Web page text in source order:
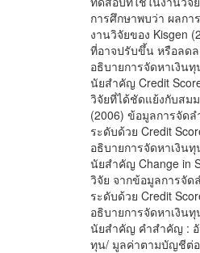
การศึกษาพบว่า ผลก
งานวิจัยของ Kisgen
ที่อาจปรับขึ้น หรือลด
อธิบายการจัดหาเงิน
นัยสำคัญ Credit
วิจัยที่ได้ชัดแย้งกับสม
(2006) ข้อมูลการจัด
ระดับด้วย Credit
อธิบายการจัดหาเงิน
นัยสำคัญ Change in
วิจัย จากข้อมูลการจัด
ระดับด้วย Credit
อธิบายการจัดหาเงิน
นัยสำคัญ คำสำคัญ : อั
ทุน/ มูลค่าตามบัญชีต่